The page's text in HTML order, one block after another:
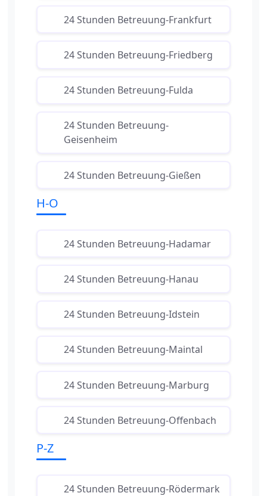
24 Stunden Betreuung-Frankfurt
24 Stunden Betreuung-Friedberg
24 Stunden Betreuung-Fulda
24 Stunden Betreuung-
Geisenheim
24 Stunden Betreuung-Gießen
H-O
24 Stunden Betreuung-Hadamar
24 Stunden Betreuung-Hanau
24 Stunden Betreuung-Idstein
24 Stunden Betreuung-Maintal
24 Stunden Betreuung-Marburg
24 Stunden Betreuung-Offenbach
P-Z
24 Stunden Betreuung-Rödermark